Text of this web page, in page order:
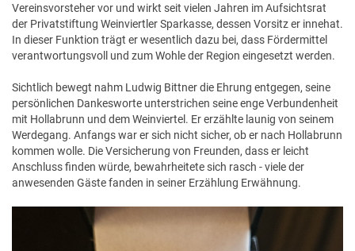
Vereinsvorsteher vor und wirkt seit vielen Jahren im Aufsichtsrat
der Privatstiftung Weinviertler Sparkasse, dessen Vorsitz er innehat.
In dieser Funktion trägt er wesentlich dazu bei, dass Fördermittel
verantwortungsvoll und zum Wohle der Region eingesetzt werden.
Sichtlich bewegt nahm Ludwig Bittner die Ehrung entgegen, seine
persönlichen Dankesworte unterstrichen seine enge Verbundenheit
mit Hollabrunn und dem Weinviertel. Er erzählte launig von seinem
Werdegang. Anfangs war er sich nicht sicher, ob er nach Hollabrunn
kommen wolle. Die Versicherung von Freunden, dass er leicht
Anschluss finden würde, bewahrheitete sich rasch - viele der
anwesenden Gäste fanden in seiner Erzählung Erwähnung.